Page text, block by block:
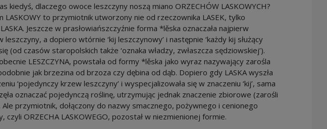
kiedyś, dlaczego owoce leszczyny noszą miano ORZECHÓW LASKOWYCH?
LASKOWY to przymiotnik utworzony nie od rzeczownika LASEK, tylko
Jeszcze w prasłowiańszczyźnie forma *lěska oznaczała najpierw
leszczyny, a dopiero wtórnie ‘kij leszczynowy’ i następnie ‘każdy kij służący
(od czasów staropolskich także ‘oznaka władzy, zwłaszcza sędziowskiej’).
LESZCZYNA, powstała od formy *lěska jako wyraz nazywający zarośla
jak brzezina od brzoza czy dębina od dąb. Dopiero gdy LASKA wyszła
‘pojedynczy krzew leszczyny’ i wyspecjalizowała się w znaczeniu ‘kij’, sama
oznaczać pojedynczą roślinę, utrzymując jednak znaczenie zbiorowe (zarośli
przymiotnik, dołączony do nazwy smacznego, pożywnego i cenionego
czyli ORZECHA LASKOWEGO, pozostał w niezmienionej formie.